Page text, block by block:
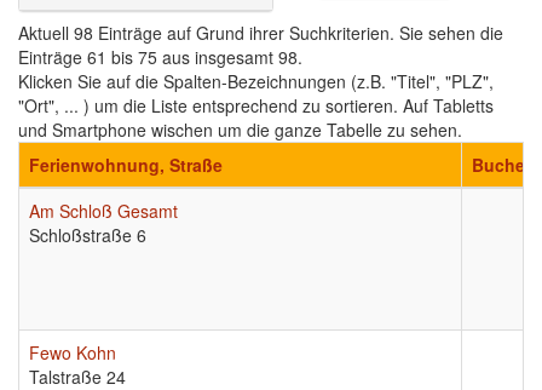
Aktuell 98 Einträge auf Grund ihrer Suchkriterien. Sie sehen die
Einträge 61 bis 75 aus insgesamt 98.
Klicken Sie auf die Spalten-Bezeichnungen (z.B. "Titel", "PLZ",
"Ort", ... ) um die Liste entsprechend zu sortieren. Auf Tabletts
und Smartphone wischen um die ganze Tabelle zu sehen.
Ferienwohnung, Straße
Buchen
Am Schloß Gesamt
Schloßstraße 6
Fewo Kohn
Talstraße 24